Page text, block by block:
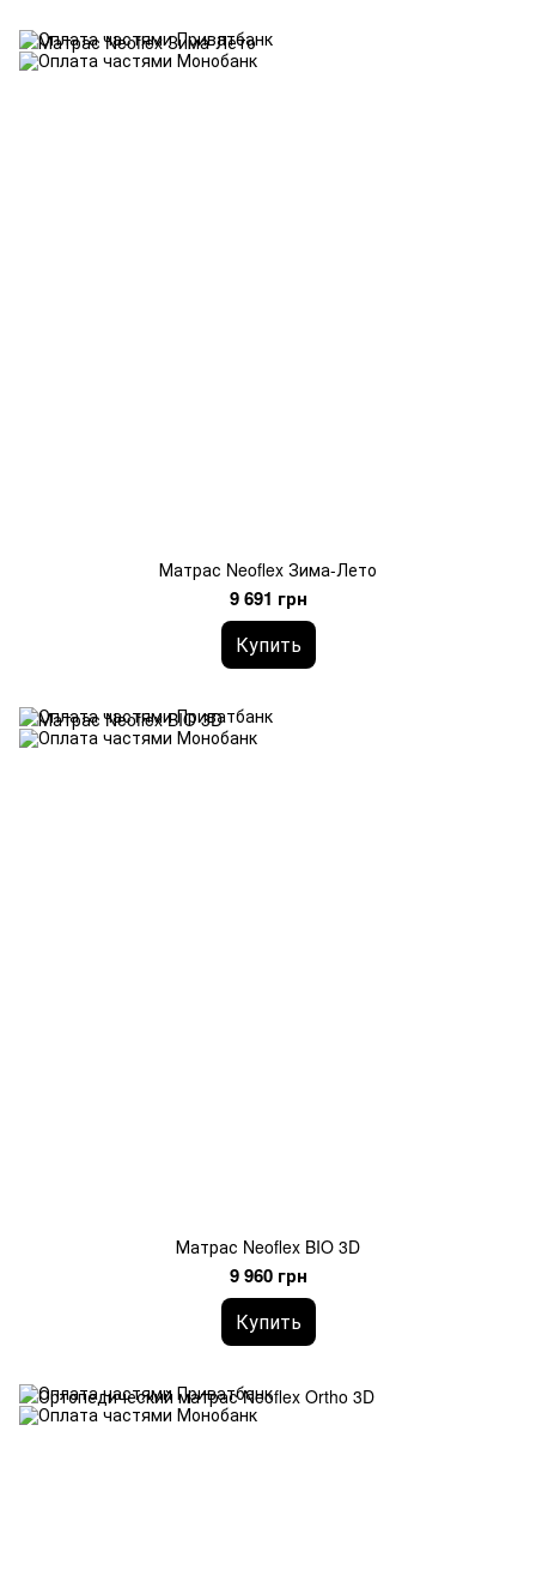
Матрас Neoflex Зима-Лето
9 691 грн
Купить
Матрас Neoflex BIO 3D
9 960 грн
Купить